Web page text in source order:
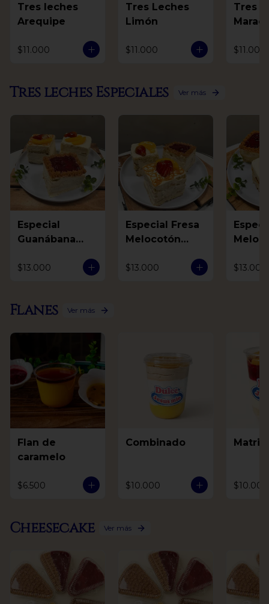
Tres leches
Arequipe
$11.000
Tres Leches
Limón
$11.000
Tres
$11.000
Tres leches Especiales Ver más
Especial
Guanábana
$13.000
Especial Fresa
Melocotón
$13.000
Especial
$13.000
Flanes Ver más
Flan de
caramelo
$6.500
Combinado
$10.000 $10.000
Cheesecake Ver más